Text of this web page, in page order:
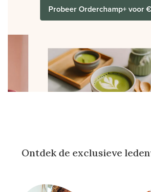
Probeer Orderchamp+ voor
Ontdek de exclusieve